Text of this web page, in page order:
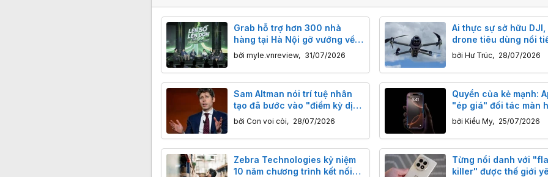
Grab hỗ trợ hơn 300 nhà
hàng tại Hà Nội gỡ vướng về
thuế và tăng doanh thu
bởi myle.vnreview, 31/07/2026
Ai thực sự sở hữu DJI,
drone tiêu dùng nổi
thế giới?
bởi Hư Trúc, 28/07/2026
Sam Altman nói trí tuệ nhân
tạo đã bước vào "điểm kỳ dị":
Chúng ta có nên lo lắng?
bởi Con voi còi, 28/07/2026
Quyền của kẻ mạnh:
"ép giá" đối tác màn
OLED, không giảm
"khó nói chuyện tiếp"
bởi Kiều My, 25/07/2026
Zebra Technologies kỷ niệm
10 năm chương trình kết nối
Từng nổi danh với
killer" được thế giới